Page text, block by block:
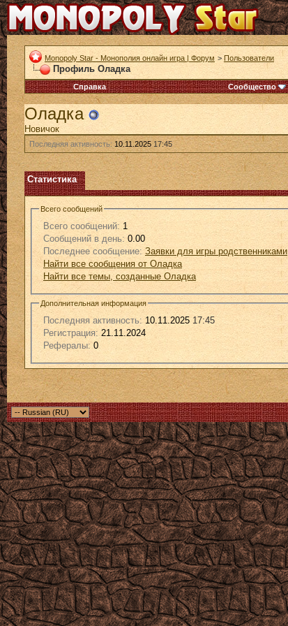
Monopoly Star - Монополия онлайн игра | Форум > Пользователи
Профиль Оладка
Справка
Сообщество
Оладка
Новичок
Последняя активность:10.11.202517:45
Статистика
Всего сообщений
Всего сообщений: 1
Сообщений в день: 0.00
Последнее сообщение: Заявки для игры родственниками
Найти все сообщения от Оладка
Найти все темы, созданные Оладка
Дополнительная информация
Последняя активность: 10.11.2025 17:45
Регистрация: 21.11.2024
Рефералы:0